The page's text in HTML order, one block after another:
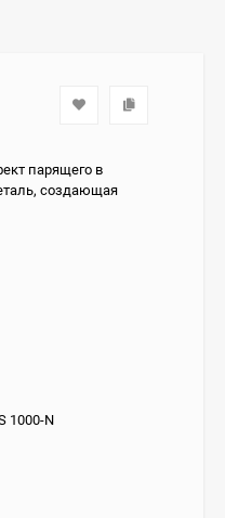
парящего в
создающая
1000-N